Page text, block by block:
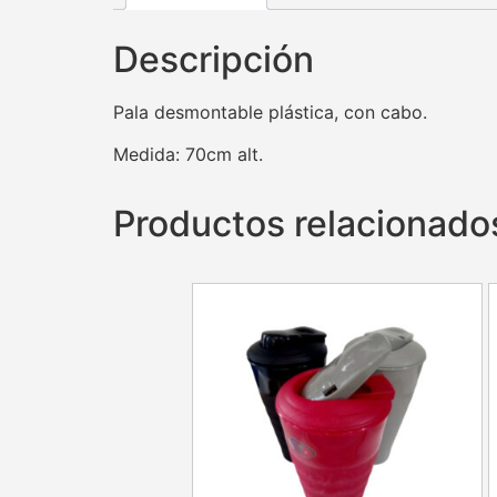
Descripción
Pala desmontable plástica, con cabo.
Medida: 70cm alt.
Productos